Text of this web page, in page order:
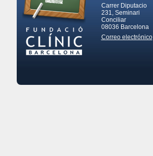
Carrer Diputacio
231, Seminari
Conciliar
08036 Barcelona
Correo electrónico